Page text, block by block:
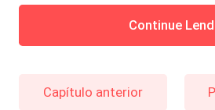
Continue
Capítulo anterior